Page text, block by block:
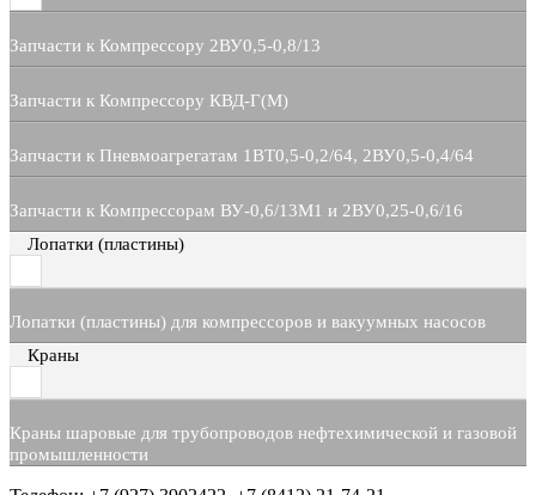
Запчасти к Компрессору 2ВУ0,5-0,8/13
Запчасти к Компрессору КВД-Г(М)
Запчасти к Пневмоагрегатам 1ВТ0,5-0,2/64, 2ВУ0,5-0,4/64
Запчасти к Компрессорам ВУ-0,6/13М1 и 2ВУ0,25-0,6/16
Лопатки (пластины)
Лопатки (пластины) для компрессоров и вакуумных насосов
Краны
Краны шаровые для трубопроводов нефтехимической и газовой
промышленности